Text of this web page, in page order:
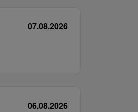
07.08.2026
06.08.2026